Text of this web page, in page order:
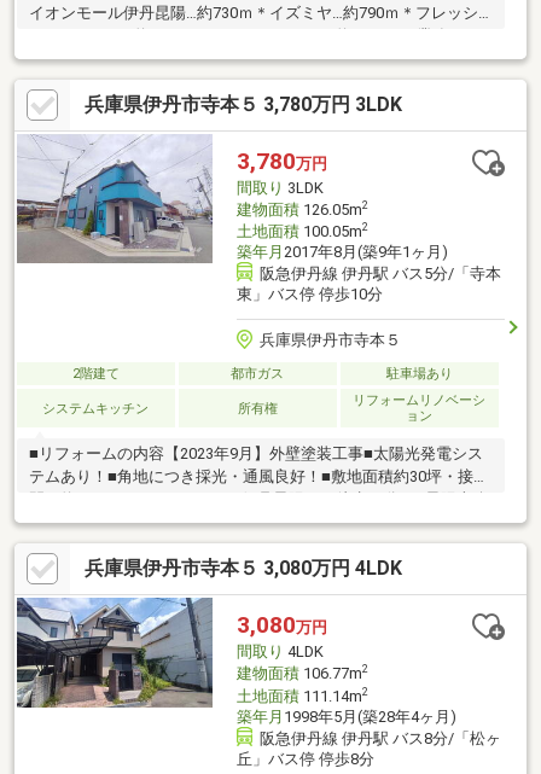
イオンモール伊丹昆陽…約730ｍ＊イズミヤ…約790ｍ＊フレッシ
パー…約1130ｍ＊スギ薬局…約1020ｍ＊コーナンＰＲＯ…約540ｍ
＊寺本郵便局…約460ｍ＊尼崎信用金庫…約690ｍ＊市立伊丹病院…
約870ｍ＊阪神北広域こども急病センター…約920ｍ＊花里小学
校…約400ｍ＊松崎中学校…約900ｍ＝＝＝＝＝＝＝＝＝＝＝＝＝
＝＝☆不動産の購入や売却は福屋不動産販売 伊丹店へお任せく
ださい。お問合せ、ご来店をスタッフ一同、心よりお待ちしてお
ります
兵庫県伊丹市寺本５ 3,780万円 3LDK
3,780万円
間取り 3LDK
建物面積126.05m2
土地面積100.05m2
築年月 2017年8月(築9年1ヶ月)
阪急伊丹線 伊丹駅 バス5分/「寺本
東」バス停 停歩10分
兵庫県伊丹市寺本５
2階建て 都市ガス 駐車場あり
システムキッチン 所有権
リフォームリノベーシ
ョン
■リフォームの内容【2023年9月】外壁塗装工事■太陽光発電シス
テムあり！■角地につき採光・通風良好！■敷地面積約30坪・接道
園まで徒歩10分！■弊社の特徴について・駐車場も完備しており
ますのでご利用ください。・キッズスペースもございますので、
小さなお子様がいらっしゃるご家庭もお気軽にご来場ください！
【営業日】定休日はございません。水曜日も営業しております。
【営業時間】10：00～19：00※上記時間はお電話が繋がりやすく
なっております。
兵庫県伊丹市寺本５ 3,080万円 4LDK
3,080万円
間取り 4LDK
建物面積106.77m2
土地面積111.14m2
築年月 1998年5月(築28年4ヶ月)
阪急伊丹線 伊丹駅 バス8分/「松ヶ
丘」バス停 停歩8分